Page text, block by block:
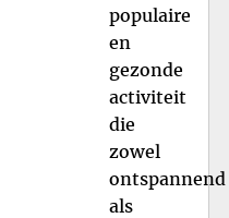
populaire
en
gezonde
activiteit
die
zowel
ontspannend
als